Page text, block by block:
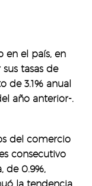
en el país, en
tasas de
de 3.1% anual
año anterior-.
del comercio
consecutivo
de 0.9%,